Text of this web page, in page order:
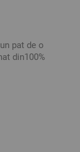
pat de o
din100%
modelul